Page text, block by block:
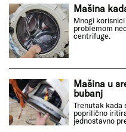
Mašina
Mnogi
problemom
centrifuge.
Mašina u
bubanj
Trenutak kada
poprilično
jednostavno